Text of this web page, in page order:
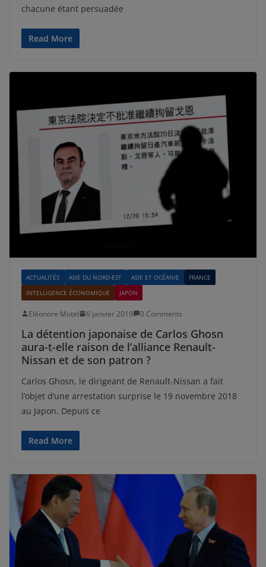
chacune étant persuadée
Read More
ACTUALITÉS ASIE DU NORD-EST ASIE ET OCÉANIE
FRANCE
INTELLIGENCE ÉCONOMIQUE
JAPON
Eléonore Motel 6 janvier 2019 0 Comments
La détention japonaise de Carlos Ghosn
aura-t-elle raison de l’alliance Renault-
Nissan et de son patron ?
Carlos Ghosn, le dirigeant de Renault-Nissan a fait
l’objet d’une arrestation surprise le 19 novembre 2018
au Japon. Depuis ce
Read More